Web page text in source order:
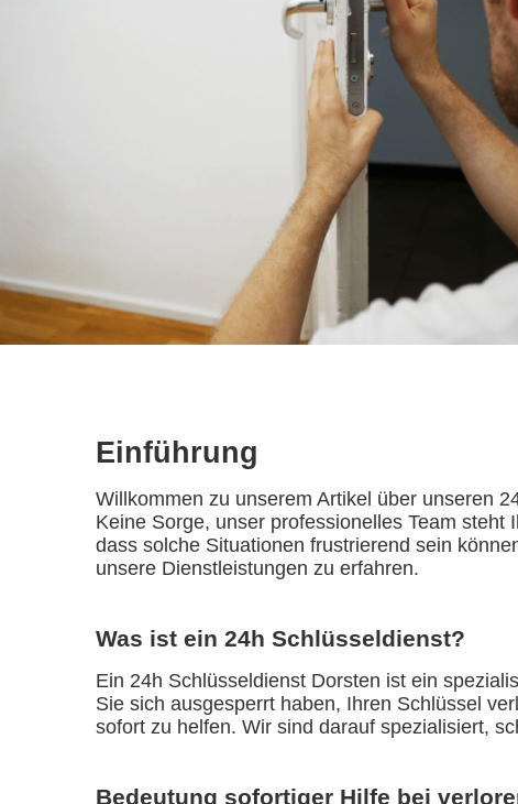
Einführung
Willkommen zu unserem Artikel über unseren
Keine Sorge, unser professionelles Team
dass solche Situationen frustrierend sein
unsere Dienstleistungen zu erfahren.
Was ist ein 24h Schlüsseldienst?
Ein 24h Schlüsseldienst Dorsten ist ein
Sie sich ausgesperrt haben, Ihren Schlüssel
sofort zu helfen. Wir sind darauf spezialisiert,
Bedeutung sofortiger Hilfe bei